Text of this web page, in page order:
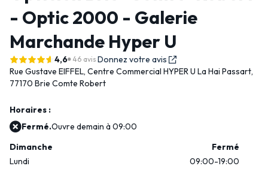
- Optic 2000 - Galerie
Marchande Hyper U
4,6 46 avis Donnez votre avis
Rue Gustave EIFFEL, Centre Commercial HYPER U La Hai Passart,
77170 Brie Comte Robert
Horaires :
Fermé.Ouvre demain à 09:00
Dimanche
Fermé
Lundi
09:00-19:00